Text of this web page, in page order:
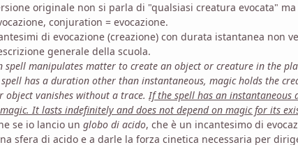
originale non si parla di "qualsiasi creatura evocata"
conjuration = evocazione.
di evocazione (creazione) con durata istantanea non
generale della scuola.
spell manipulates matter to create an object or creature in the
has a duration other than instantaneous, magic holds the
object vanishes without a trace.If the spell has an
It lasts indefinitely and does not depend on magic for its
se io lancio un globo di acido, che è un incantesimo di
sfera di acido e a darle la forza cinetica necessaria per